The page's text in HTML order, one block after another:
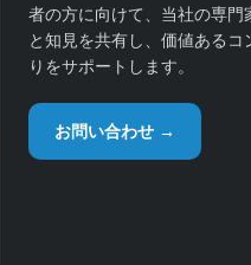
者の方に向けて、当社の専門
と知見を共有し、価値あるコ
りをサポートします。
お問い合わせ →